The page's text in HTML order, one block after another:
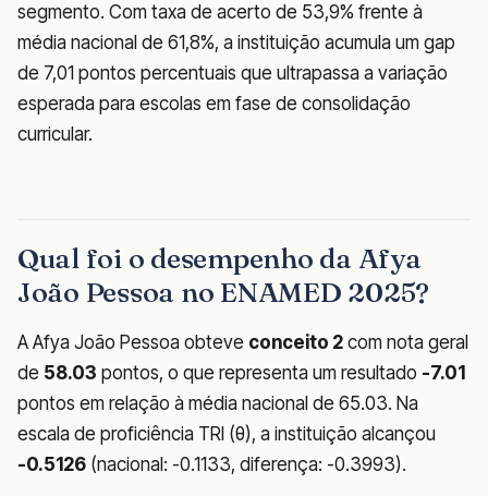
segmento. Com taxa de acerto de 53,9% frente à
média nacional de 61,8%, a instituição acumula um gap
de 7,01 pontos percentuais que ultrapassa a variação
esperada para escolas em fase de consolidação
curricular.
Qual foi o desempenho da Afya
João Pessoa no ENAMED 2025?
A Afya João Pessoa obteve conceito 2 com nota geral
de 58.03 pontos, o que representa um resultado -7.01
pontos em relação à média nacional de 65.03. Na
escala de proficiência TRI (θ), a instituição alcançou
-0.5126 (nacional: -0.1133, diferença: -0.3993).